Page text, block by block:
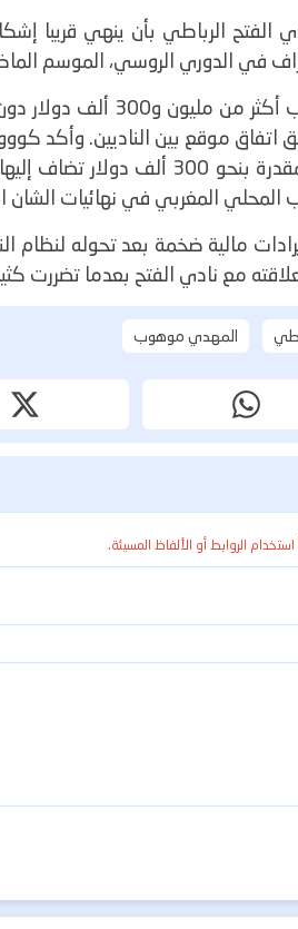
الفتح الرباطي بأن ينهي قريبا
في الدوري الروسي، الموسم
وكلف انتقال اللاعب
موقع بين الناديين. وأكد
أنه سيسدد له مستحقاته العالقة
المغربي في نهائيات الشان المقبلة، التي
مالية ضخمة بعد تحوله
مع نادي الفتح بعدما تضررت
المهدي موهوب
الروابط أو الألفاظ المسيئة.